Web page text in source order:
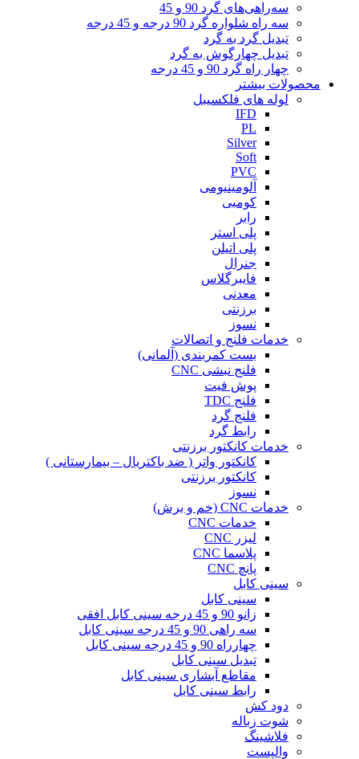
سه‌راهی‌های گرد 90 و 45
سه راه شلواره گرد 90 درجه و 45 درجه
تبدیل گرد به گرد
تبدیل چهارگوش به گرد
چهار راه گرد 90 و 45 درجه
محصولات بیشتر
لوله های فلکسیبل
IFD
PL
Silver
Soft
PVC
آلومینیومی
کومبی
رابر
پلی استر
پلی اتیلن
جنرال
فایبرگلاس
معدنی
برزنتی
نسوز
خدمات فلنج و اتصالات
بست کمربندی (آلمانی)
فلنج نبشی CNC
پوش فیت
فلنج TDC
فلنج گرد
رابط گرد
خدمات کانکتور برزنتی
کانکتور واتر ( ضد باکتریال – بیمارستانی )
کانکتور برزنتی
نسوز
خدمات CNC (خم و برش)
خدمات CNC
لیزر CNC
پلاسما CNC
پانچ CNC
سینی کابل
سینی کابل
زانو 90 و 45 درجه سینی کابل افقی
سه راهی 90 و 45 درجه سینی کابل
چهارراه 90 و 45 درجه سینی کابل
تبدیل سینی کابل
مقاطع آبشاری سینی کابل
رابط سینی کابل
دود کش
شوت زباله
فلاشینگ
والپست